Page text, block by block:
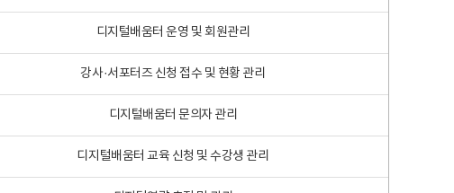
디지털배움터 운영 및 회원관리
강사·서포터즈 신청 접수 및 현황 관리
디지털배움터 문의자 관리
디지털배움터 교육 신청 및 수강생 관리